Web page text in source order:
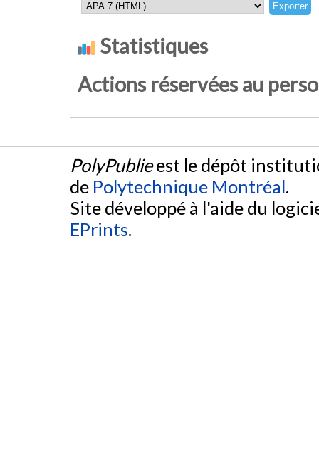
Statistiques
Actions réservées au
PolyPublieest le dépôt
de Polytechnique Montréal.
Site développé à l'aide du
EPrints.